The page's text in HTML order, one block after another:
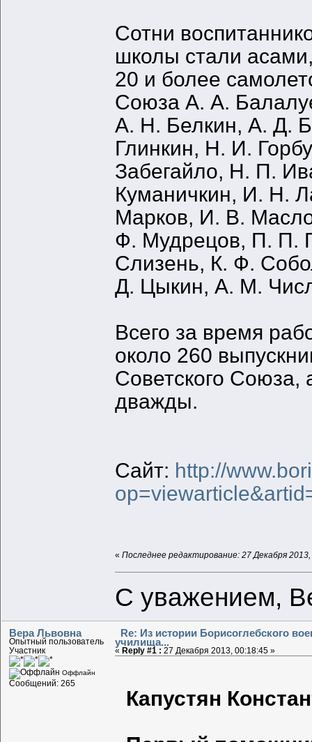
Сотни
школы стали
20 и более
Союза А. А.
А. Н. Белкин, А. Д.
Глинкин, Н. И.
Забегайло, Н. П.
Куманичкин, И. Н.
Марков, И. В.
Ф. Мудрецов, П. П.
Слизень, К. Ф.
Д. Цыкин, А. М.
Всего за время
около 260
Советского Союза,
дважды.
Сайт: http://
«Последнее редактирование: 27 Декабря
С уважением,
Вера Львовна
Опытный пользователь
Участник
Оффлайн
Сообщений: 265
Re: Из истории Борисоглебского
училища...
« Reply #1 : 27 Декабря 2013, 00:18:45 »
Капустян